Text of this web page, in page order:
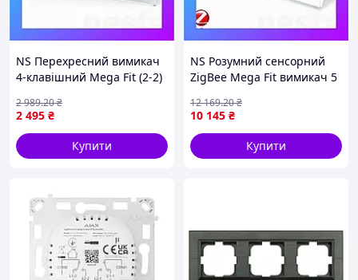
NS Перехресний вимикач
4-клавішний Mega Fit (2-2)
IP44, заземлення, LIVOLO,
білий Nes22/Q
2 495 ₴
2 989.20₴
Купити
NS Розумний сенсорний
ZigBee Mega Fit вимикач 5
білий скло (VL-C705Z-11)
Nes22/Q
10 145 ₴
12 169.20₴
Купити